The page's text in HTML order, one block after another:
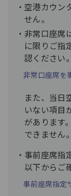
空港カウン
せん。
非常口座席
に限りご指
認ください。
非常口座席を
また、当日
いない項目
があります
できません。
事前座席指
以下からご
事前座席指定